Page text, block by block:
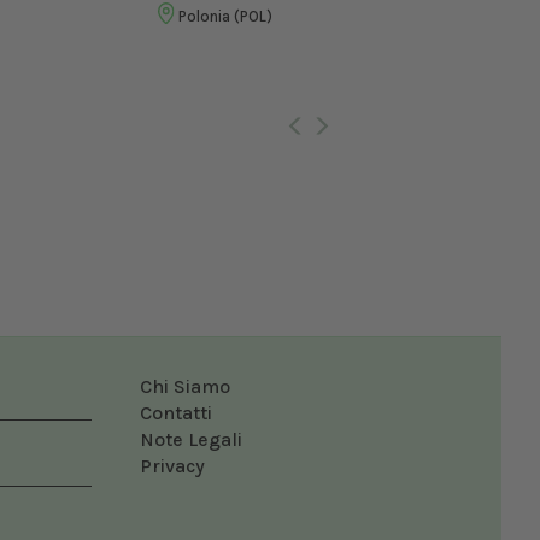
Polonia (POL)
Chi Siamo
Contatti
Note Legali
Privacy